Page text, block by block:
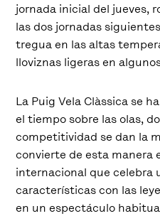
jornada inicial del jueves,
las dos jornadas
tregua en las altas
lloviznas ligeras en
La Puig Vela Clàssica se
el tiempo sobre las olas,
competitividad se dan la
convierte de esta manera
internacional que celebra
características con las
en un espectáculo